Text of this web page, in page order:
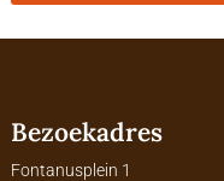
Bezoekadres
Fontanusplein 1